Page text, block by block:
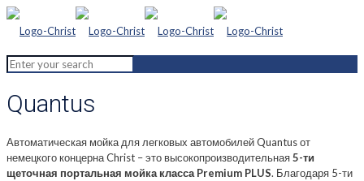
Quantus
Автоматическая мойка для легковых автомобилей Quantus от
немецкого концерна Christ – это высокопроизводительная5-ти
щеточная портальная мойка класса Premium PLUS. Благодаря 5-ти